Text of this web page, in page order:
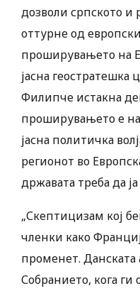
дозволи српското и
оттурне од
проширувањето на
јасна геостратешка
Филипче истакна
проширувањето е
јасна политичка
регионот во
државата треба да
„Скептицизам кој
членки како
променет. Данската
Собранието, кога ги